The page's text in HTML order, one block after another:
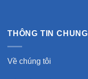
THÔNG TIN CHUNG
Về chúng tôi